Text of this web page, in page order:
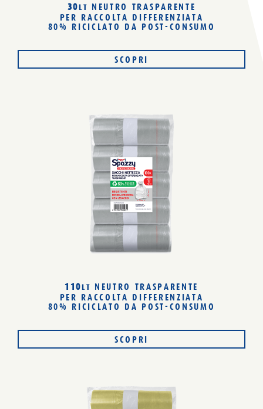
TUTTI
LEGACCI
30LT NEUTRO TRASPARENTE
PER RACCOLTA DIFFERENZIATA
80% RICICLATO DA POST-CONSUMO
SCOPRI
110 LT NEUTRO TRASPARENTE
PER RACCOLTA DIFFERENZIATA
80% RICICLATO DA POST-CONSUMO
SCOPRI